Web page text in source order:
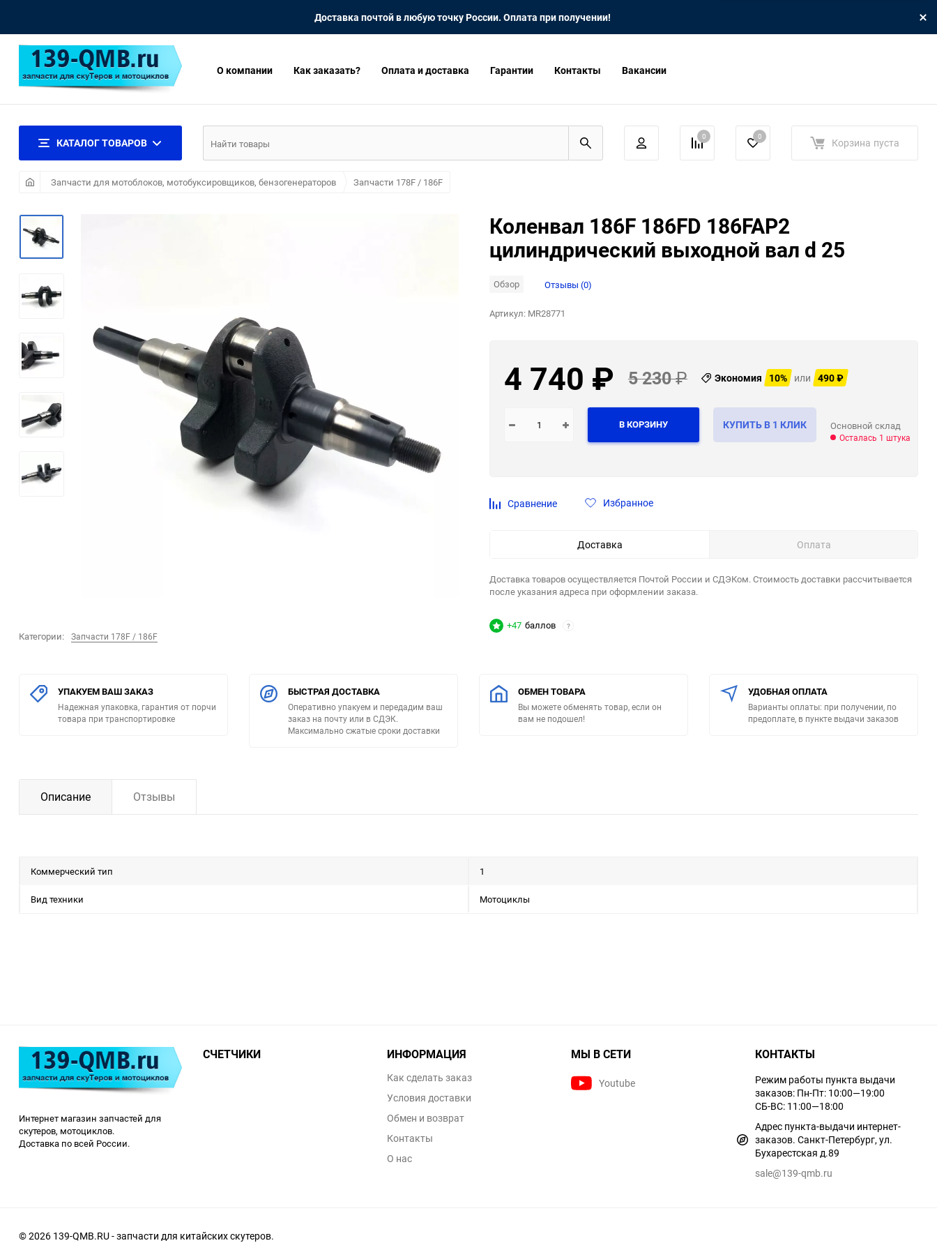
Доставка почтой в любую точку России. Оплата при получении!
О компании Как заказать? Оплата и доставка Гарантии Контакты Вакансии
КАТАЛОГ ТОВАРОВ 0 0 Корзина пуста
Запчасти для мотоблоков, мотобуксировщиков, бензогенераторов Запчасти 178F / 186F
Категории: Запчасти 178F / 186F
Коленвал 186F 186FD 186FAP2
цилиндрический выходной вал d 25
Обзор Отзывы (0)
Артикул: MR28771
4 740 ₽ 5 230₽ Экономия 10% или 490₽
В КОРЗИНУ КУПИТЬ В 1 КЛИК Основной склад
Осталась 1 штука
Сравнение Избранное
Доставка Оплата
Доставка товаров осуществляется Почтой России и СДЭКом. Стоимость доставки рассчитывается
после указания адреса при оформлении заказа.
+47 баллов ?
УПАКУЕМ ВАШ ЗАКАЗ
Надежная упаковка, гарантия от порчи
товара при транспортировке
БЫСТРАЯ ДОСТАВКА
Оперативно упакуем и передадим ваш
заказ на почту или в СДЭК.
Максимально сжатые сроки доставки
ОБМЕН ТОВАРА
Вы можете обменять товар, если он
вам не подошел!
УДОБНАЯ ОПЛАТА
Варианты оплаты: при получении, по
предоплате, в пункте выдачи заказов
Описание Отзывы
Коммерческий тип 1
Вид техники Мотоциклы
Интернет магазин запчастей для
скутеров, мотоциклов.
Доставка по всей России.
СЧЕТЧИКИ ИНФОРМАЦИЯ
Как сделать заказ
Условия доставки
Обмен и возврат
Контакты
О нас
МЫ В СЕТИ
Youtube
КОНТАКТЫ
Режим работы пункта выдачи
заказов: Пн-Пт: 10:00—19:00
СБ-ВС: 11:00—18:00
Адрес пункта-выдачи интернет-
заказов. Санкт-Петербург, ул.
Бухарестская д.89
sale@139-qmb.ru
© 2026 139-QMB.RU - запчасти для китайских скутеров.